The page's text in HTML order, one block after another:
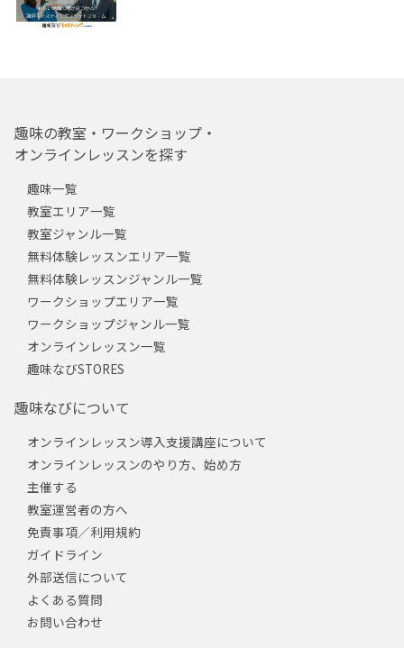
趣味の教室・ワークショップ・
オンラインレッスンを探す
趣味一覧
教室エリア一覧
教室ジャンル一覧
無料体験レッスンエリア一覧
無料体験レッスンジャンル一覧
ワークショップエリア一覧
ワークショップジャンル一覧
オンラインレッスン一覧
趣味なびSTORES
趣味なびについて
オンラインレッスン導入支援講座について
オンラインレッスンのやり方、始め方
主催する
教室運営者の方へ
免責事項／利用規約
ガイドライン
外部送信について
よくある質問
お問い合わせ